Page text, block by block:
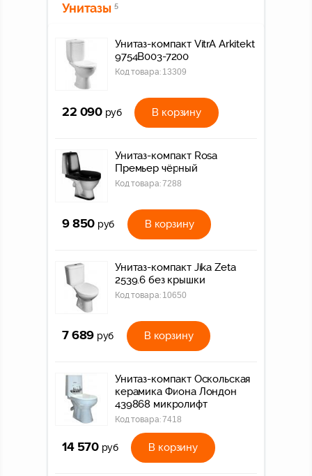
Унитазы 5
Унитаз-компакт VitrA Arkitekt
9754B003-7200
Код товара: 13309
22 090 руб В корзину
Унитаз-компакт Rosa
Премьер чёрный
Код товара:7288
9 850 руб В корзину
Унитаз-компакт Jika Zeta
2539.6 без крышки
Код товара: 10650
7 689 руб В корзину
Унитаз-компакт Оскольская
керамика Фиона Лондон
439868 микролифт
Код товара:7418
14 570 руб В корзину